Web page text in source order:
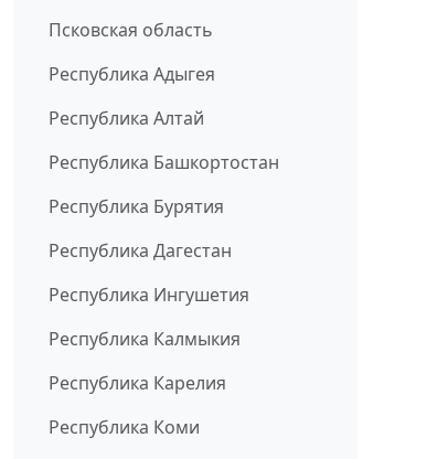
Псковская область
Республика Адыгея
Республика Алтай
Республика Башкортостан
Республика Бурятия
Республика Дагестан
Республика Ингушетия
Республика Калмыкия
Республика Карелия
Республика Коми